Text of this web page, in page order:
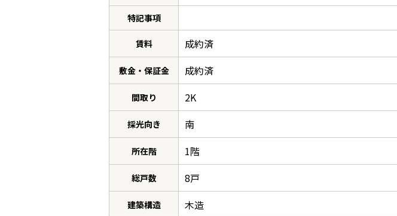
特記事項
賃料 成約済
敷金・保証金 成約済
間取り 2K
採光向き 南
所在階 1階
総戸数 8戸
建築構造 木造